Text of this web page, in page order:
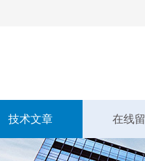
技术文章 在线